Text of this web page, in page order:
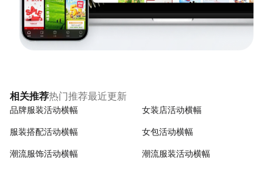
相关推荐热门推荐最近更新
品牌服装活动横幅 女装店活动横幅
服装搭配活动横幅 女包活动横幅
潮流服饰活动横幅 潮流服装活动横幅